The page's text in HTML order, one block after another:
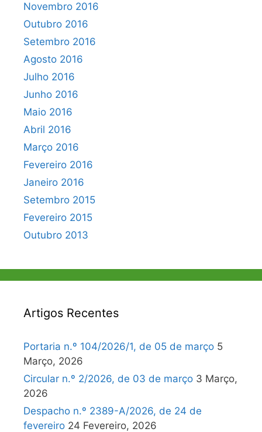
Novembro 2016
Outubro 2016
Setembro 2016
Agosto 2016
Julho 2016
Junho 2016
Maio 2016
Abril 2016
Março 2016
Fevereiro 2016
Janeiro 2016
Setembro 2015
Fevereiro 2015
Outubro 2013
Artigos Recentes
Portaria n.º 104/2026/1, de 05 de março 5
Março, 2026
Circular n.º 2/2026, de 03 de março 3 Março,
2026
Despacho n.º 2389-A/2026, de 24 de
fevereiro 24 Fevereiro, 2026